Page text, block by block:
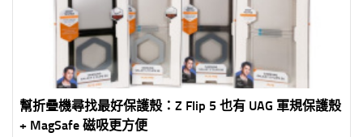
幫折疊機尋找最好保護殼：Z Flip 5 也有 UAG 軍規保護殼
+ MagSafe 磁吸更方便